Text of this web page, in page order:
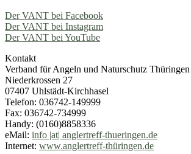
Der VANT bei Facebook
Der VANT bei Instagram
Der VANT bei YouTube
Kontakt
Verband für Angeln und Naturschutz Thüringen
Niederkrossen 27
07407 Uhlstädt-Kirchhasel
Telefon: 036742-149999
Fax: 036742-734999
Handy: (0160)8858336
eMail: info |at| anglertreff-thueringen.de
Internet: www.anglertreff-thüringen.de